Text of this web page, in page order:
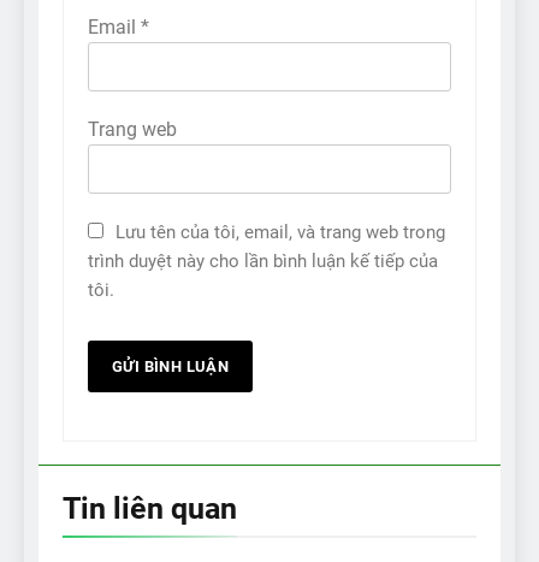
Email *
Trang web
Lưu tên của tôi, email, và trang web trong
trình duyệt này cho lần bình luận kế tiếp của
tôi.
Tin liên quan